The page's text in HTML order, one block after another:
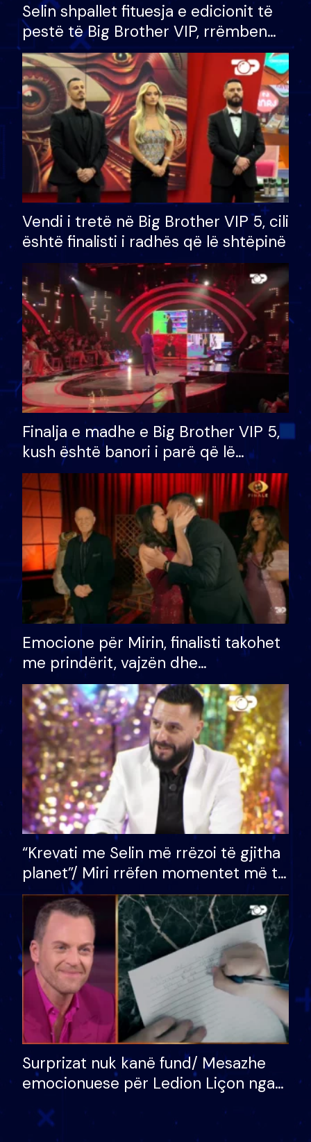
Selin shpallet fituesja e edicionit të
pestë të Big Brother VIP, rrëmben
çmimin e madh prej 100 mijë eurosh
Vendi i tretë në Big Brother VIP 5, cili
është finalisti i radhës që lë shtëpinë
Finalja e madhe e Big Brother VIP 5,
kush është banori i parë që lë
shtëpinë dhe humb mundësinë për
të fituar çmimin e madh
Emocione për Mirin, finalisti takohet
me prindërit, vajzën dhe
bashkëshorten: S’kemi ndonjë letër
divorci apo jo?
“Krevati me Selin më rrëzoi të gjitha
planet”/ Miri rrëfen momentet më të
bukura në shtëpinë e BB VIP: Do më
mungojë zilja e mëngjesit kur…
Surprizat nuk kanë fund/ Mesazhe
emocionuese për Ledion Liçon nga
nuk i mban dot lotët: Nuk meritoj…